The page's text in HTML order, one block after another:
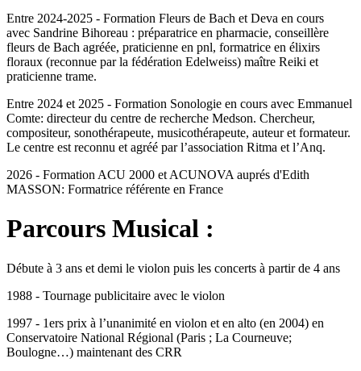
Entre 2024-2025 - Formation Fleurs de Bach et Deva en cours
avec Sandrine Bihoreau : préparatrice en pharmacie, conseillère
fleurs de Bach agréée, praticienne en pnl, formatrice en élixirs
floraux (reconnue par la fédération Edelweiss) maître Reiki et
praticienne trame.
Entre 2024 et 2025 - Formation Sonologie en cours avec Emmanuel
Comte: directeur du centre de recherche Medson. Chercheur,
compositeur, sonothérapeute, musicothérapeute, auteur et formateur.
Le centre est reconnu et agréé par l’association Ritma et l’Anq.
2026 - Formation ACU 2000 et ACUNOVA auprés d'Edith
MASSON: Formatrice référente en France
Parcours Musical :
Débute à 3 ans et demi le violon puis les concerts à partir de 4 ans
1988 - Tournage publicitaire avec le violon
1997 - 1ers prix à l’unanimité en violon et en alto (en 2004) en
Conservatoire National Régional (Paris ; La Courneuve;
Boulogne…) maintenant des CRR